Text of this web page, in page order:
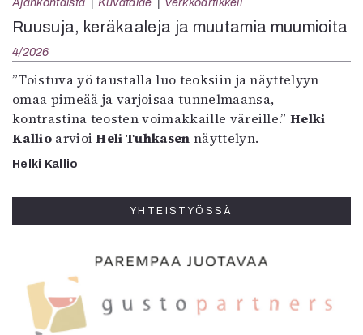
Ruusuja, keräkaaleja ja muutamia muumioita
4/2026
”Toistuva yö taustalla luo teoksiin ja näyttelyyn
omaa pimeää ja varjoisaa tunnelmaansa,
kontrastina teosten voimakkaille väreille.”Helki
KallioarvioiHeli Tuhkasen näyttelyn.
Helki Kallio
YHTEISTYÖSSÄ